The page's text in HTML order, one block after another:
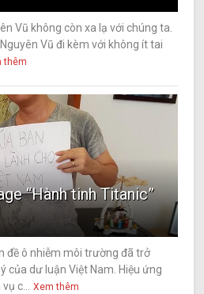
Vũ không còn xa lạ với chúng ta.
Vũ đi kèm với không ít tai
thêm
“Hành tinh Titanic”
đề ô nhiễm môi trường đã trở
của dư luận Việt Nam. Hiệu ứng
c...
Xem thêm